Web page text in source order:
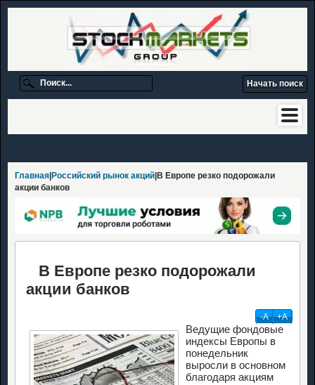
Главная Российский рынок акций |В Европе резко подорожали
акции банков
В Европе резко подорожали
акции банков
-А +А
Ведущие фондовые
индексы Европы в
понедельник
выросли в основном
благодаря акциям